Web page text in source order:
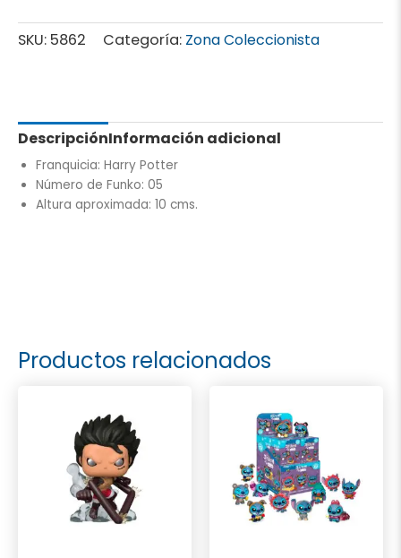
SKU: 5862 Categoría: Zona Coleccionista
DescripciónInformación adicional
Franquicia: Harry Potter
Número de Funko: 05
Altura aproximada: 10 cms.
Productos relacionados